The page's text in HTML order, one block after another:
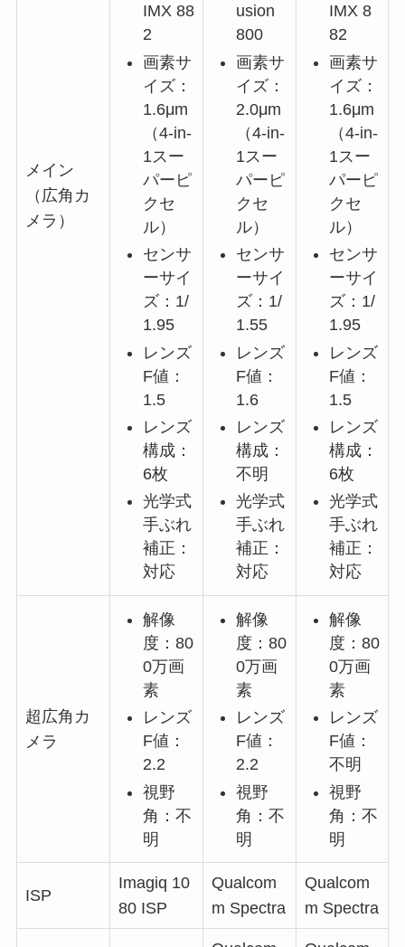
メイン
（広角カ
メラ）
IMX 88
2
画素サ
イズ：
1.6μm
（4-in-
1スー
パーピ
クセ
ル）
センサ
ーサイ
ズ：1/
1.95
レンズ
F値：
1.5
レンズ
構成：
6枚
光学式
手ぶれ
補正：
対応
usion
800
画素サ
イズ：
2.0μm
（4-in-
1スー
パーピ
クセ
ル）
センサ
ーサイ
ズ：1/
1.55
レンズ
F値：
1.6
レンズ
構成：
不明
光学式
手ぶれ
補正：
対応
IMX 8
82
画素サ
イズ：
1.6μm
（4-in-
1スー
パーピ
クセ
ル）
センサ
ーサイ
ズ：1/
1.95
レンズ
F値：
1.5
レンズ
構成：
6枚
光学式
手ぶれ
補正：
対応
超広角カ
メラ
解像
度：80
0万画
素
レンズ
F値：
2.2
視野
角：不
明
解像
度：80
0万画
素
レンズ
F値：
2.2
視野
角：不
明
解像
度：80
0万画
素
レンズ
F値：
不明
視野
角：不
明
ISP
Imagiq 10
80 ISP
Qualcom
m Spectra
Qualcom
m Spectra